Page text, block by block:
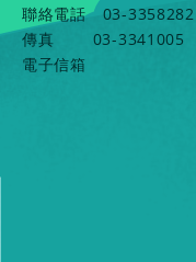
聯絡電話
03-3358282
傳真
03-3341005
電子信箱